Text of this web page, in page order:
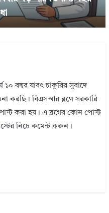
১০ বছর যাবৎ চাকুরির সুবাদে
করছি। বিএসআর ব্লগে সরকারি
করা হয়। এ ব্লগের কোন পোস্ট
নিচে কমেন্ট করুন।